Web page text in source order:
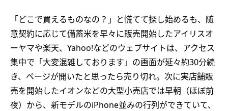
「どこで買えるものなの？」と慌てて探し始めるも、随
意契約に応じて備蓄米を早々に販売開始したアイリスオ
ーヤマや楽天、Yahoo!などのウェブサイトは、アクセス
集中で「大変混雑しております」の画面が延々約30分続
き、ページが開いたと思ったら売り切れ。次に実店舗販
売を開始したイオンなどの大型小売店では早朝（ほぼ前
夜）から、新モデルのiPhone並みの行列ができていて、